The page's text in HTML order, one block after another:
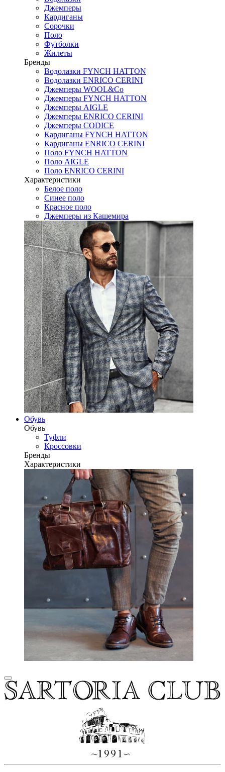
Джемперы
Кардиганы
Сорочки
Поло
Футболки
Жилеты
Бренды
Водолазки FYNCH HATTON
Водолазки ENRICO CERINI
Джемперы WOOL&Co
Джемперы FYNCH HATTON
Джемперы AIGLE
Джемперы ENRICO CERINI
Джемперы CODICE
Кардиганы FYNCH HATTON
Кардиганы ENRICO CERINI
Поло FYNCH HATTON
Поло AIGLE
Поло ENRICO CERINI
Характеристики
Белое поло
Синее поло
Красное поло
Джемперы из Кашемира
Обувь
Обувь
Туфли
Кроссовки
Бренды
Характеристики